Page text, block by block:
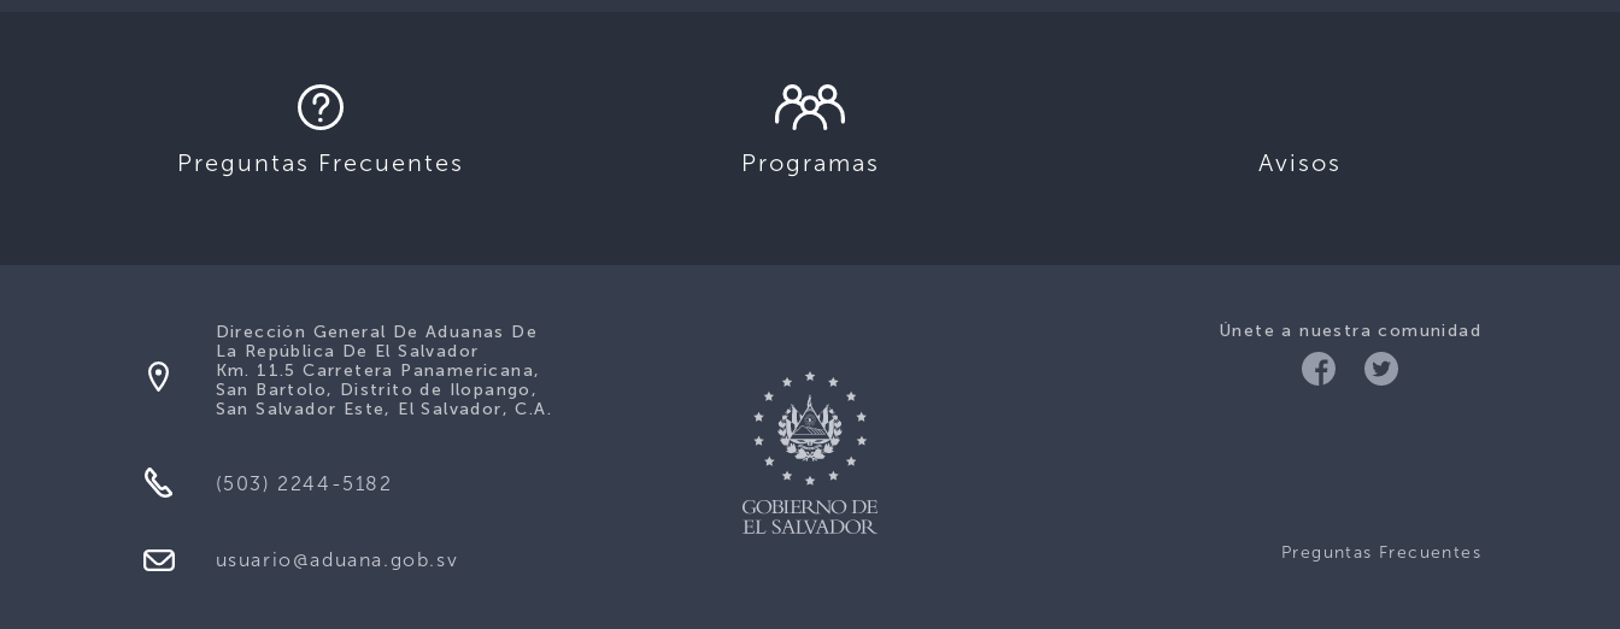
Preguntas Frecuentes Programas Avisos
Únete a nuestra comunidad
Preguntas Frecuentes
Dirección General De Aduanas De
La República De El Salvador
Km. 11.5 Carretera Panamericana,
San Bartolo, Distrito de Ilopango,
San Salvador Este, El Salvador, C.A.
(503) 2244-5182
usuario@aduana.gob.sv